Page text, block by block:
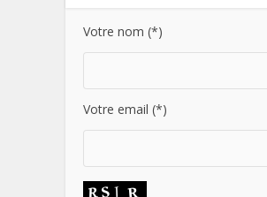
Votre nom (*)
Votre email (*)